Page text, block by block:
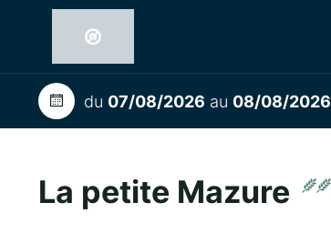
du 07/08/2026 au 08/08/2026
La petite Mazure